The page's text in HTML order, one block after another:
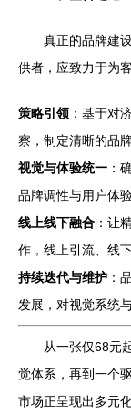
真正的品牌建
供者，应致力于为
策略引领 ：基于对
察，制定清晰的品
视觉与体验统一 ：
品牌调性与用户体
线上线下融合 ：让
作，线上引流、线
持续迭代与维护 ：
发展，对视觉系统
从一张仅68元
觉体系，再到一个
市场正呈现出多元